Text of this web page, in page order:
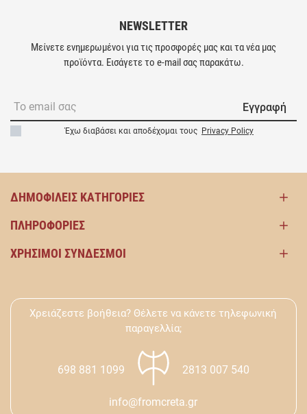
NEWSLETTER
Μείνετε ενημερωμένοι για τις προσφορές μας και τα νέα μας
προϊόντα. Εισάγετε το e-mail σας παρακάτω.
Εγγραφή
Έχω διαβάσει και αποδέχομαι τους Privacy Policy
ΔΗΜΟΦΙΛΕΊΣ ΚΑΤΗΓΟΡΊΕΣ
ΠΛΗΡΟΦΟΡΊΕΣ
ΧΡΉΣΙΜΟΙ ΣΎΝΔΕΣΜΟΙ
Χρειάζεστε βοήθεια? Θέλετε να κάνετε τηλεφωνική
παραγελλία;
698 881 1099 2813 007 540
info@fromcreta.gr